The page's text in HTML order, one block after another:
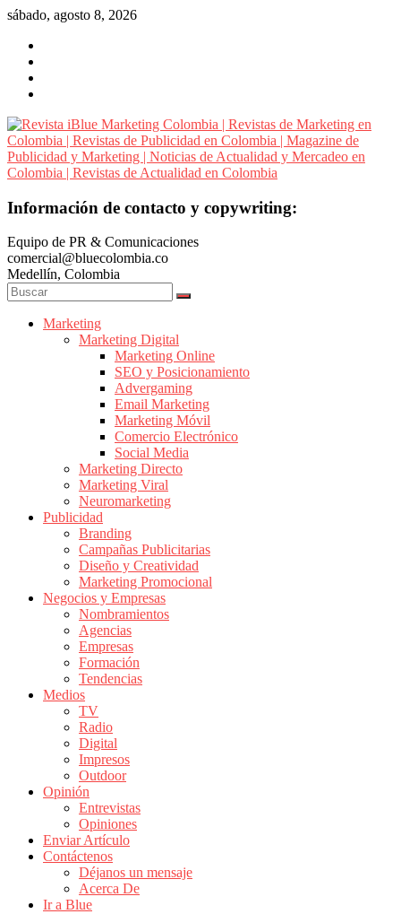
Saltar
contenido
sábado, agosto 8, 2026
Revista
Marketing
Colombia
|
Revistas
Marketing
Publicidad
Colombia
Magazine
Publicidad
Marketing
Noticias
Actualidad
Mercadeo
Colombia
Revistas
Actualidad
Colombia
Información de contacto y copywriting:
Equipo de PR & Comunicaciones
comercial@bluecolombia.co
Medellín, Colombia
Marketing
Marketing Digital
Marketing Online
SEO y Posicionamiento
Advergaming
Email Marketing
Marketing Móvil
Comercio Electrónico
Social Media
Marketing Directo
Marketing Viral
Neuromarketing
Publicidad
Branding
Campañas Publicitarias
Diseño y Creatividad
Marketing Promocional
Negocios y Empresas
Nombramientos
Agencias
Empresas
Formación
Tendencias
Medios
TV
Radio
Digital
Impresos
Outdoor
Opinión
Entrevistas
Opiniones
Enviar Artículo
Contáctenos
Déjanos un mensaje
Acerca De
Ir a Blue